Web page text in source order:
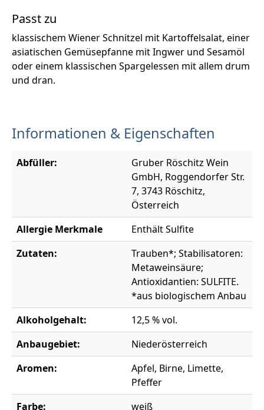
Passt zu
klassischem Wiener Schnitzel mit Kartoffelsalat, einer
asiatischen Gemüsepfanne mit Ingwer und Sesamöl
oder einem klassischen Spargelessen mit allem drum
und dran.
Informationen & Eigenschaften
Abfüller:
Gruber Röschitz Wein
GmbH, Roggendorfer Str.
7, 3743 Röschitz,
Österreich
Allergie Merkmale
Enthält Sulfite
Zutaten:
Trauben*; Stabilisatoren:
Metaweinsäure;
Antioxidantien: SULFITE.
*aus biologischem Anbau
Alkoholgehalt:
12,5 % vol.
Anbaugebiet:
Niederösterreich
Aromen:
Apfel, Birne, Limette,
Pfeffer
Farbe:
weiß